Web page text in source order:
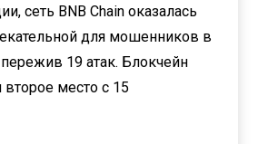
сеть BNB Chain оказалась
для мошенников в
19 атак. Блокчейн
место с 15